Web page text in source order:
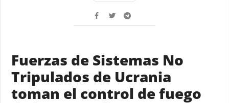
Fuerzas de Sistemas No
Tripulados de Ucrania
toman el control de fuego